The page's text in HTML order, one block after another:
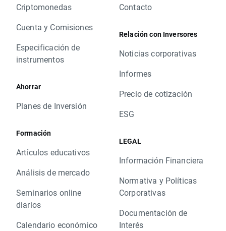
Criptomonedas
Cuenta y Comisiones
Especificación de
instrumentos
Ahorrar
Planes de Inversión
Formación
Artículos educativos
Análisis de mercado
Seminarios online
diarios
Calendario económico
Contacto
Relación con Inversores
Noticias corporativas
Informes
Precio de cotización
ESG
LEGAL
Información Financiera
Normativa y Políticas
Corporativas
Documentación de
Interés